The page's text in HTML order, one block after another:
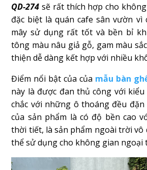
QD-274sẽ rất thích hợp cho
đặc biệt là quán cafe sân vườn vì
mây sử dụng rất tốt và bền bỉ
tông màu nâu giả gỗ, gam màu
thiện dễ dàng kết hợp với nhiều
Điểm nổi bật của của mẫu bàn
này là được đan thủ công với kiểu
chắc với những ô thoáng đều đặn
của sản phẩm là có độ bền cao
thời tiết, là sản phẩm ngoài trời vô
thể sử dụng cho không gian ngoại